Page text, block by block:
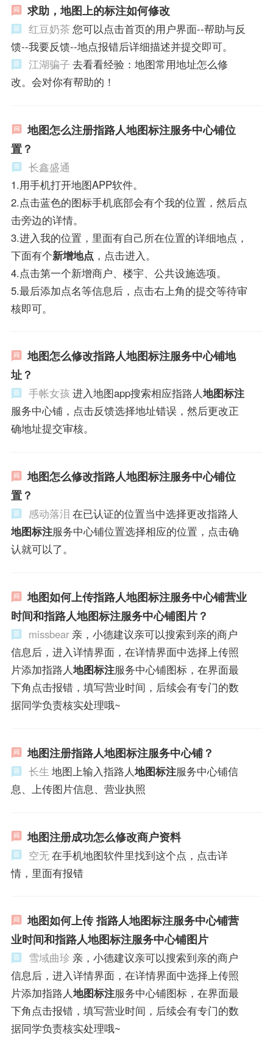
求助，地图上的标注如何修改
红豆奶茶您可以点击首页的用户界面--帮助与反
馈--我要反馈--地点报错后详细描述并提交即可。
江湖骗子 去看看经验：地图常用地址怎么修
改。会对你有帮助的！
地图怎么注册指路人地图标注服务中心铺位
置？
长鑫盛通
1.用手机打开地图APP软件。
2.点击蓝色的图标手机底部会有个我的位置，然后点
击旁边的详情。
3.进入我的位置，里面有自己所在位置的详细地点，
下面有个新增地点 ，点击进入。
4.点击第一个新增商户、楼宇、公共设施选项。
5.最后添加点名等信息后，点击右上角的提交等待审
核即可。
地图怎么修改指路人地图标注服务中心铺地
址？
手帐女孩 进入地图app搜索相应指路人地图标注
服务中心铺，点击反馈选择地址错误，然后更改正
确地址提交审核。
地图怎么修改指路人地图标注服务中心铺位
置？
感动落泪 在已认证的位置当中选择更改指路人
地图标注服务中心铺位置选择相应的位置，点击确
认就可以了。
地图如何上传指路人地图标注服务中心铺营业
时间和指路人地图标注服务中心铺图片？
missbear 亲，小德建议亲可以搜索到亲的商户
信息后，进入详情界面，在详情界面中选择上传照
片添加指路人地图标注服务中心铺图标，在界面最
下角点击报错，填写营业时间，后续会有专门的数
据同学负责核实处理哦~
地图注册指路人地图标注服务中心铺？
长生 地图上输入指路人地图标注服务中心铺信
息、上传图片信息、营业执照
地图注册成功怎么修改商户资料
空无在手机地图软件里找到这个点，点击详
情，里面有报错
地图如何上传 指路人地图标注服务中心铺营
业时间和指路人地图标注服务中心铺图片
雪域曲珍 亲，小德建议亲可以搜索到亲的商户
信息后，进入详情界面，在详情界面中选择上传照
片添加指路人地图标注服务中心铺图标，在界面最
下角点击报错，填写营业时间，后续会有专门的数
据同学负责核实处理哦~